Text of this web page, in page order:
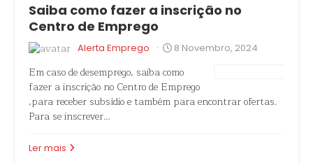
Saiba como fazer a inscrição no
Centro de Emprego
Alerta Emprego · 8 Novembro, 2024
Em caso de desemprego, saiba como
fazer a inscrição no Centro de Emprego
,para receber subsídio e também para encontrar ofertas.
Para se inscrever…
Ler mais